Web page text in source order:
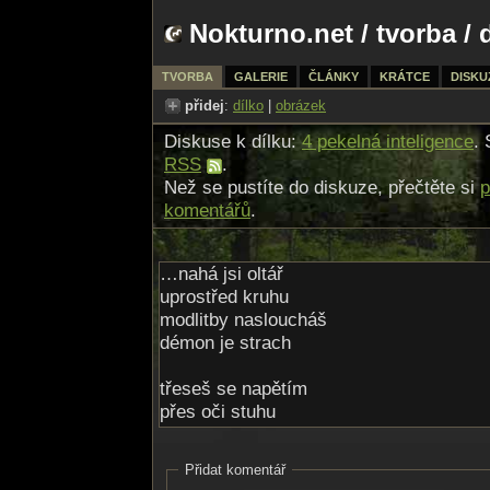
Nokturno.net / tvorba/
TVORBA GALERIE ČLÁNKY KRÁTCE
přidej: dílko obrázek
Diskuse k dílku:4 pekelná inteligence.
RSS
.
Než se pustíte do diskuze, přečtěte si
komentářů.
…nahá jsi oltář
uprostřed kruhu
modlitby nasloucháš
démon je strach
třeseš se napětím
přes oči stuhu
úzkostí nedýcháš
Přidat komentář